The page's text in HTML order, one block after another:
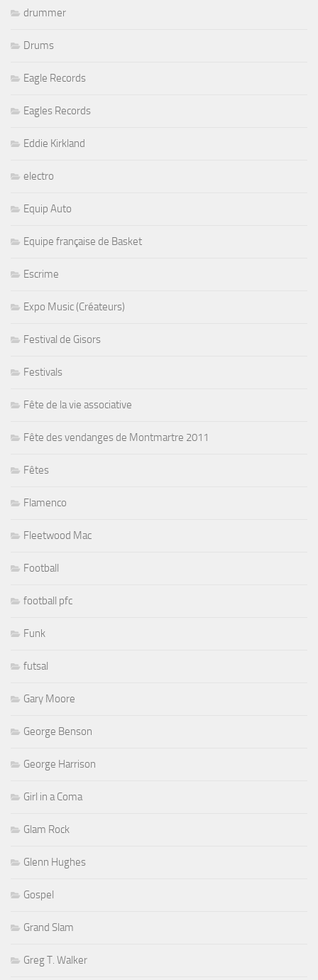
drummer
Drums
Eagle Records
Eagles Records
Eddie Kirkland
electro
Equip Auto
Equipe française de Basket
Escrime
Expo Music (Créateurs)
Festival de Gisors
Festivals
Fête de la vie associative
Fête des vendanges de Montmartre 2011
Fêtes
Flamenco
Fleetwood Mac
Football
football pfc
Funk
futsal
Gary Moore
George Benson
George Harrison
Girl in a Coma
Glam Rock
Glenn Hughes
Gospel
Grand Slam
Greg T. Walker